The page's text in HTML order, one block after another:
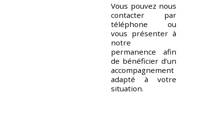
Vous pouvez nous
contacter par
téléphone ou
vous présenter à
notre
permanence afin
de bénéficier d’un
accompagnement
adapté à votre
situation.